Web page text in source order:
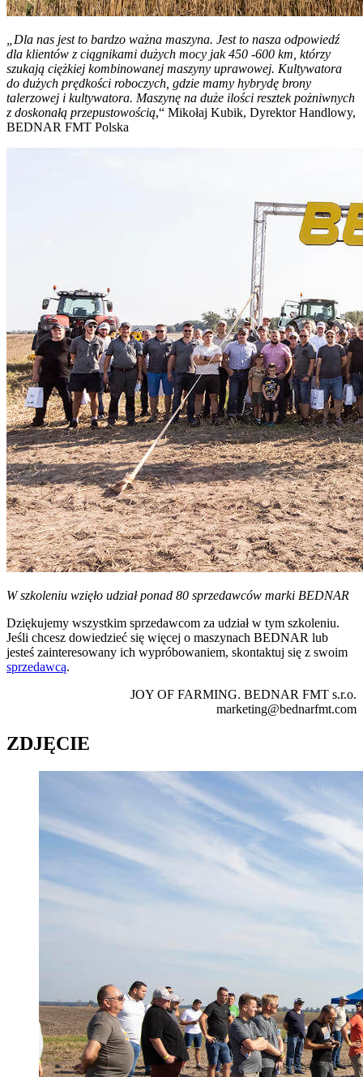
„Dla nas jest to bardzo ważna maszyna. Jest to nasza odpowiedź
dla klientów z ciągnikami dużych mocy jak 450 -600 km, którzy
szukają ciężkiej kombinowanej maszyny uprawowej. Kultywatora
do dużych prędkości roboczych, gdzie mamy hybrydę brony
talerzowej i kultywatora. Maszynę na duże ilości resztek pożniwnych
z doskonałą przepustowością,“ Mikołaj Kubik, Dyrektor Handlowy,
BEDNAR FMT Polska
W szkoleniu wzięło udział ponad 80 sprzedawców marki BEDNAR
Dziękujemy wszystkim sprzedawcom za udział w tym szkoleniu.
Jeśli chcesz dowiedzieć się więcej o maszynach BEDNAR lub
jesteś zainteresowany ich wypróbowaniem, skontaktuj się z swoim
sprzedawcą.
JOY OF FARMING. BEDNAR FMT s.r.o.
marketing@bednarfmt.com
ZDJĘCIE